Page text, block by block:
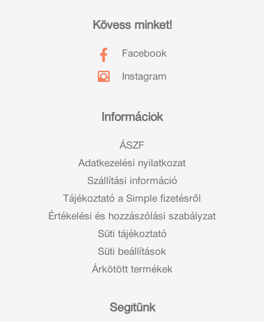
Információk
ÁSZF
Adatkezelési nyilatkozat
Szállítási információ
Tájékoztató a Simple fizetésről
Értékelési és hozzászólási szabályzat
Süti tájékoztató
Süti beállítások
Árkötött termékek
Segítünk
Kövess minket!
Facebook
Instagram